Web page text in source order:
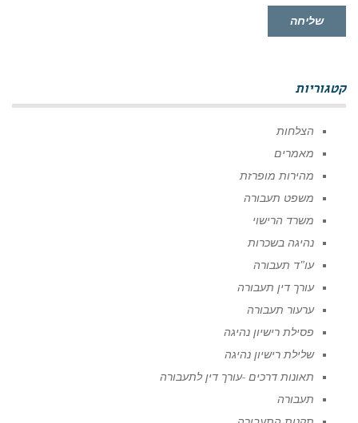
שליחה
קטגוריות
הצלחות
מאמרים
מהירות מופרזת
משפט תעבורה
משרד הרישוי
נהיגה בשכרות
עו"ד תעבורה
עורך דין תעבורה
ערעור תעבורה
פסילת רישיון נהיגה
שלילת רישיון נהיגה
תאונות דרכים -עורך דין לתעבורה
תעבורה